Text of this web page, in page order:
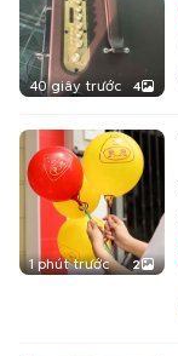
40 giây trước 4
1 phút trước 2